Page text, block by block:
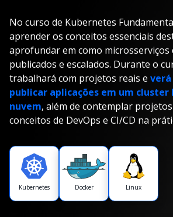
No curso de Kubernetes
aprender os conceitos essenciais
aprofundar em como microsserviços
publicados e escalados. Durante o
trabalhará com projetos reais e
publicar aplicações em um cluster
nuvem, além de contemplar
conceitos de DevOps e CI/CD na
Kubernetes Docker Linux